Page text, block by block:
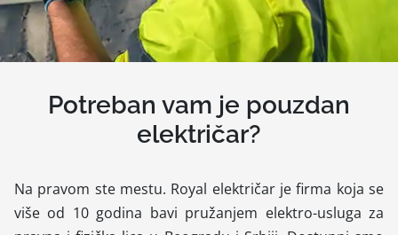
Potreban vam je pouzdan
električar?
Na pravom ste mestu. Royal električar je firma koja se
više od 10 godina bavi pružanjem elektro-usluga za